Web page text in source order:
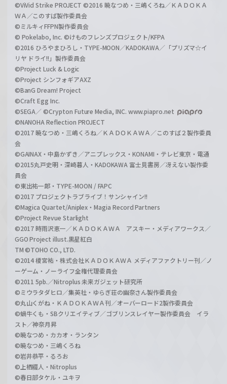
©ViVid Strike PROJECT ©2016 暁なつめ・三嶋くろね／ＫＡＤＯＫＡ
ＷＡ／このすば製作委員会
©ミルキィFFPN製作委員会
© Pokelabo, Inc. ©けものフレンズプロジェクト/KFPA
©2016 ひろやまひろし・TYPE-MOON／KADOKAWA／「プリズマ☆イ
リヤ ドライ!!」製作委員会
©Project Luck & Logic
©Project シンフォギアAXZ
©BanG Dream! Project
©Craft Egg Inc.
©SEGA／ ©Crypton Future Media, INC. www.piapro.net
©NANOHA Reflection PROJECT
©2017 暁なつめ・三嶋くろね／ＫＡＤＯＫＡＷＡ／このすば２製作委員
会
©GAINAX・中島かずき／アニプレックス・KONAMI・テレビ東京・電通
©2015丸戸史明・深崎暮人・KADOKAWA 富士見書房／冴えない製作委
員会
©東出祐一郎・TYPE-MOON / FAPC
©2017 プロジェクトラブライブ！サンシャイン!!
©Magica Quartet/Aniplex・Magia Record Partners
©Project Revue Starlight
©2017 時雨沢恵一／ＫＡＤＯＫＡＷＡ アスキー・メディアワークス／
GGO Project illust.黒星紅白
TM ©TOHO CO., LTD.
©2014 榎宮祐・株式会社ＫＡＤＯＫＡＷＡ メディアファクトリー刊／ノ
ーゲーム・ノーライフ全権代理委員会
©2011 5pb.／Nitroplus 未来ガジェット研究所
©ミウラタダヒロ／集英社・ゆらぎ荘の幽奈さん製作委員会
©丸山くがね・ＫＡＤＯＫＡＷＡ刊／オーバーロード2製作委員会
©蝸牛くも・SBクリエイティブ／ゴブリンスレイヤー製作委員会 イラ
スト／神奈月昇
©暁なつめ・カカオ・ランタン
©暁なつめ・三嶋くろね
©岩井恭平・るろお
©上栖綴人・Nitroplus
©春日部タケル・ユキヲ